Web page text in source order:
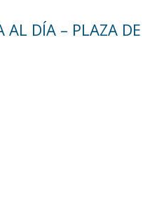
AL DÍA – PLAZA DE